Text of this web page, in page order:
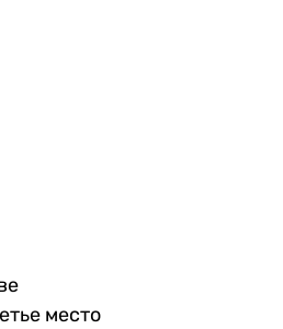
место